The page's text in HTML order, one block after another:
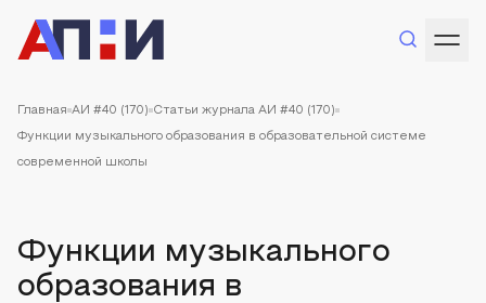
Главная АИ #40 (170) Статьи журнала АИ #40 (170)
Функции музыкального образования в образовательной системе
современной школы
Функции музыкального
образования в